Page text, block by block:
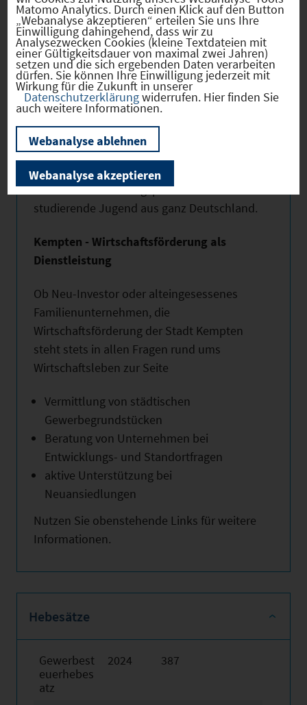
Informationstechnik, Informatik,
Maschinenbau, Sozialwirtschaft, Tourismus-
Management und
Wirtschaftsingenieurwesen eine tragende
Funktion für das gesamte Wirtschaftsleben
im Einzugsbereich ein. Im Bereich des
Wissens- und Technologietransfers
existieren wichtige Synergieeffekte
zwischen Hochschule und Wirtschaft. Die
Hochschule genießt einen ausgezeichneten
Ruf und ist Anziehungspunkt für die
studierende Jugend aus ganz Deutschland.
Kempten - Wirtschaftsförderung als
Dienstleistung
Ob Neu-Investor oder alteingesessenes
Familienunternehmen, die
Wirtschaftsförderung der Stadt Kempten
steht stets in allen Fragen rund ums
Wirtschaftsleben zur Seite
Vermittlung von städtischen
Gewerbegrundstücken
Beratung von Unternehmen bei
Entwicklungs- und Standortfragen
aktive Unterstützung bei
Neuansiedlungen
Nutzen Sie obenstehende Links für weitere
Informationen.
Hebesätze
Gewerbest
euerhebes
atz
2024 387
Matomo Analytics. Durch einen Klick auf den Button
„Webanalyse akzeptieren“ erteilen Sie uns Ihre
Einwilligung dahingehend, dass wir zu
Analysezwecken Cookies (kleine Textdateien mit
einer Gültigkeitsdauer von maximal zwei Jahren)
setzen und die sich ergebenden Daten verarbeiten
dürfen. Sie können Ihre Einwilligung jederzeit mit
Wirkung für die Zukunft in unserer
Datenschutzerklärungwiderrufen. Hier finden Sie
auch weitere Informationen.
Webanalyse ablehnen
Webanalyse akzeptieren